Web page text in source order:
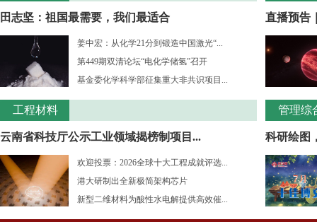
田志坚：祖国最需要，我们最适合
姜中宏：从化学21分到锻造中国激光“...
第449期双清论坛“电化学储氢”召开
基金委化学科学部征集重大非共识项目...
工程材料
云南省科技厅公示工业领域揭榜制项目...
欢迎投票：2026全球十大工程成就评选...
港大研制出全新极简架构芯片
新型二维材料为酸性水电解提供高效催...
直播预告
管理综
科研绘图